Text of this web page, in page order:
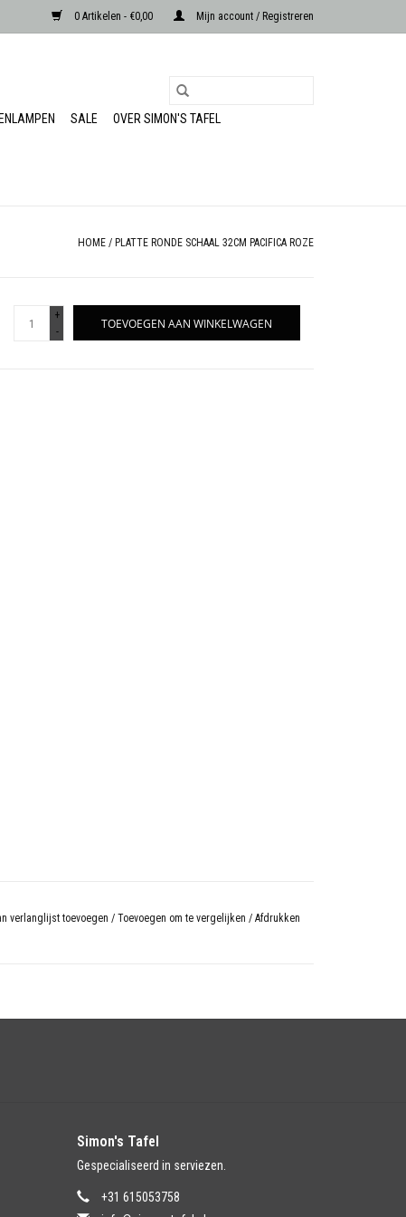
0 Artikelen - €0,00 Mijn account / Registreren
SALE
OVER SIMON'S TAFEL
HOME / PLATTE RONDE SCHAAL 32CM PACIFICA ROZE
+
-
TOEVOEGEN AAN WINKELWAGEN
verlanglijst toevoegen / Toevoegen om te vergelijken / Afdrukken
Simon's Tafel
Gespecialiseerd in serviezen.
+31 615053758